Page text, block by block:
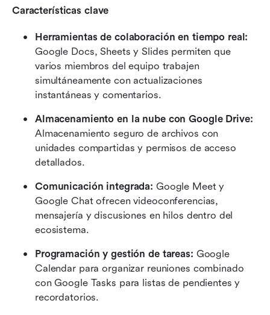
Características clave
Herramientas de colaboración en tiempo real:
Google Docs, Sheets y Slides permiten que
varios miembros del equipo trabajen
simultáneamente con actualizaciones
instantáneas y comentarios.
Almacenamiento en la nube con Google Drive:
Almacenamiento seguro de archivos con
unidades compartidas y permisos de acceso
detallados.
Comunicación integrada: Google Meet y
Google Chat ofrecen videoconferencias,
mensajería y discusiones en hilos dentro del
ecosistema.
Programación y gestión de tareas: Google
Calendar para organizar reuniones combinado
con Google Tasks para listas de pendientes y
recordatorios.